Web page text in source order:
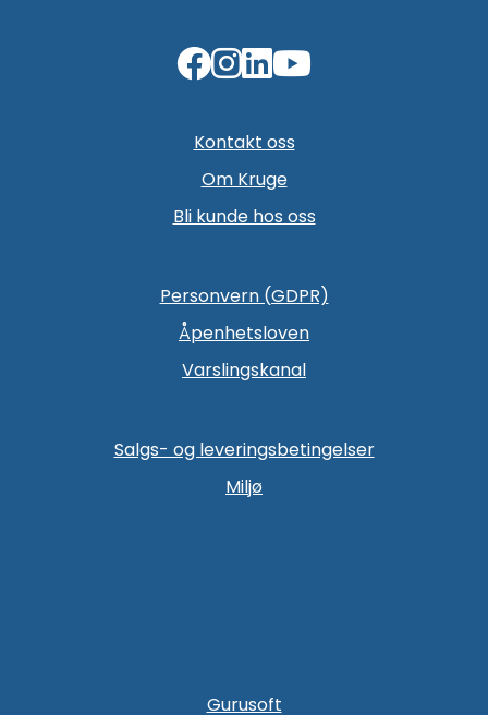
Kontakt oss
Om Kruge
Bli kunde hos oss
Personvern (GDPR)
Åpenhetsloven
Varslingskanal
Salgs- og leveringsbetingelser
Miljø
Gurusoft